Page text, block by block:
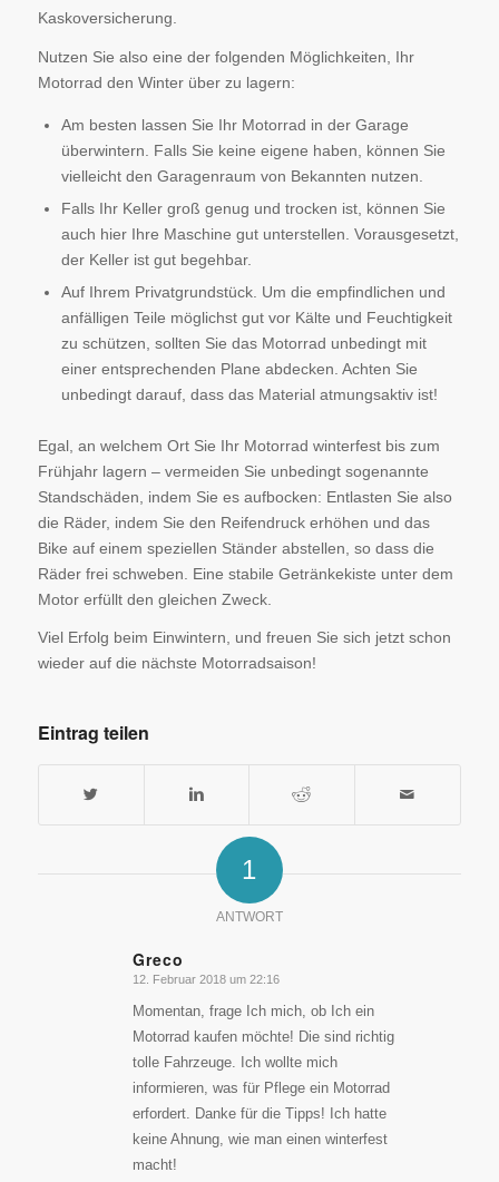
Kaskoversicherung.
Nutzen Sie also eine der folgenden Möglichkeiten, Ihr
Motorrad den Winter über zu lagern:
Am besten lassen Sie Ihr Motorrad in der Garage
überwintern. Falls Sie keine eigene haben, können Sie
vielleicht den Garagenraum von Bekannten nutzen.
Falls Ihr Keller groß genug und trocken ist, können Sie
auch hier Ihre Maschine gut unterstellen. Vorausgesetzt,
der Keller ist gut begehbar.
Auf Ihrem Privatgrundstück. Um die empfindlichen und
anfälligen Teile möglichst gut vor Kälte und Feuchtigkeit
zu schützen, sollten Sie das Motorrad unbedingt mit
einer entsprechenden Plane abdecken. Achten Sie
unbedingt darauf, dass das Material atmungsaktiv ist!
Egal, an welchem Ort Sie Ihr Motorrad winterfest bis zum
Frühjahr lagern – vermeiden Sie unbedingt sogenannte
Standschäden, indem Sie es aufbocken: Entlasten Sie also
die Räder, indem Sie den Reifendruck erhöhen und das
Bike auf einem speziellen Ständer abstellen, so dass die
Räder frei schweben. Eine stabile Getränkekiste unter dem
Motor erfüllt den gleichen Zweck.
Viel Erfolg beim Einwintern, und freuen Sie sich jetzt schon
wieder auf die nächste Motorradsaison!
Eintrag teilen
1
ANTWORT
Greco
sagte:
12. Februar 2018 um 22:16
Momentan, frage Ich mich, ob Ich ein
Motorrad kaufen möchte! Die sind richtig
tolle Fahrzeuge. Ich wollte mich
informieren, was für Pflege ein Motorrad
erfordert. Danke für die Tipps! Ich hatte
keine Ahnung, wie man einen winterfest
macht!